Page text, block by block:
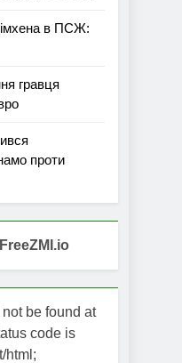
в ПСЖ:
гравця
проти
be found at
code is
html;